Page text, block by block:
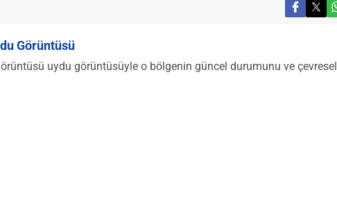
Görüntüsü
uydu görüntüsüyle o bölgenin güncel durumunu ve çevresel